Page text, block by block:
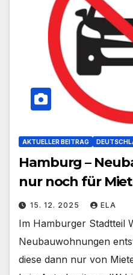
AKTUELLER BEITRAG
Hamburg –
nur noch für
15. 12. 2025 ELA
Im Hamburger Stadtteil
Neubauwohnungen
diese dann nur von